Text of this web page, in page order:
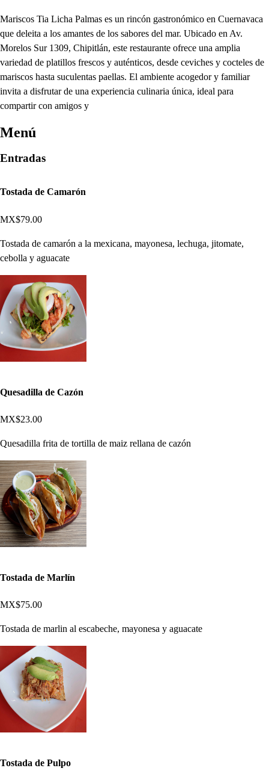
Mariscos Tia Licha Palmas es un rincón gastronómico en Cuernavaca
que deleita a los amantes de los sabores del mar. Ubicado en Av.
Morelos Sur 1309, Chipitlán, este restaurante ofrece una amplia
variedad de platillos frescos y auténticos, desde ceviches y cocteles de
mariscos hasta suculentas paellas. El ambiente acogedor y familiar
invita a disfrutar de una experiencia culinaria única, ideal para
compartir con amigos y
Menú
Entradas
Tostada de Camarón
MX$79.00
Tostada de camarón a la mexicana, mayonesa, lechuga, jitomate,
cebolla y aguacate
Quesadilla de Cazón
MX$23.00
Quesadilla frita de tortilla de maiz rellana de cazón
Tostada de Marlín
MX$75.00
Tostada de marlin al escabeche, mayonesa y aguacate
Tostada de Pulpo